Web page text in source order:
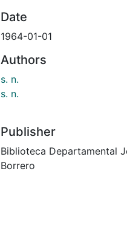
Date
1964-01-01
Authors
s. n.
s. n.
Publisher
Biblioteca Departamental
Borrero